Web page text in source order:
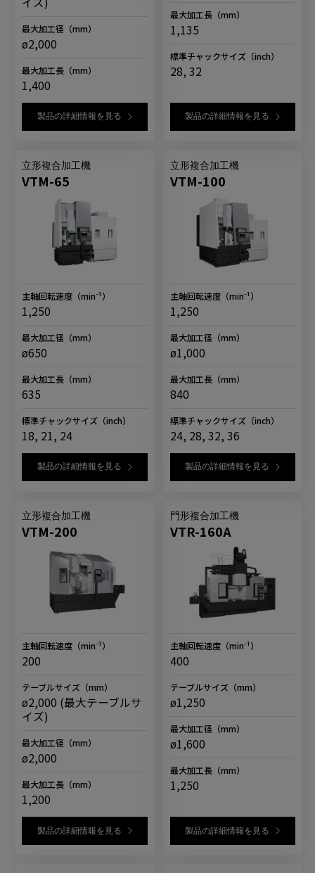
最大加工径 （mm）
ø2,000
最大加工長 （mm）
1,400
製品の詳細情報を見る
最大加工長（mm）
1,135
標準チャックサイズ（inch）
28, 32
製品の詳細情報を見る
立形複合加工機
VTM-65
主軸回転速度 （min⁻¹）
1,250
最大加工径 （mm）
ø650
最大加工長 （mm）
635
標準チャックサイズ （inch）
18, 21, 24
製品の詳細情報を見る
立形複合加工機
VTM-100
主軸回転速度（min⁻¹）
1,250
最大加工径 （mm）
ø1,000
最大加工長（mm）
840
標準チャックサイズ（inch）
24, 28, 32, 36
製品の詳細情報を見る
立形複合加工機
VTM-200
主軸回転速度 （min⁻¹）
200
テーブルサイズ （mm）
ø2,000 (最大テーブルサ
イズ)
最大加工径 （mm）
ø2,000
最大加工長 （mm）
1,200
製品の詳細情報を見る
門形複合加工機
VTR-160A
主軸回転速度（min⁻¹）
400
テーブルサイズ（mm）
ø1,250
最大加工径 （mm）
ø1,600
最大加工長（mm）
1,250
製品の詳細情報を見る